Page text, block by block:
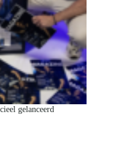
gelanceerd